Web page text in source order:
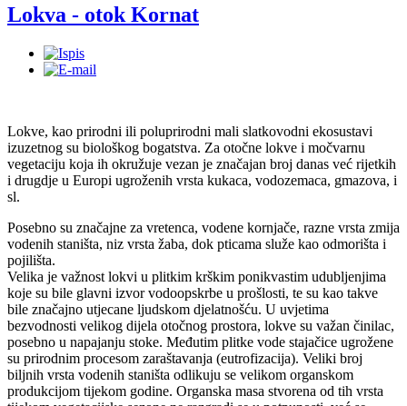
Lokva - otok Kornat
Lokve, kao prirodni ili poluprirodni mali slatkovodni ekosustavi
izuzetnog su biološkog bogatstva. Za otočne lokve i močvarnu
vegetaciju koja ih okružuje vezan je značajan broj danas već rijetkih
i drugdje u Europi ugroženih vrsta kukaca, vodozemaca, gmazova, i
sl.
Posebno su značajne za vretenca, vodene kornjače, razne vrsta zmija
vodenih staništa, niz vrsta žaba, dok pticama služe kao odmorišta i
pojilišta.
Velika je važnost lokvi u plitkim krškim ponikvastim udubljenjima
koje su bile glavni izvor vodoopskrbe u prošlosti, te su kao takve
bile značajno utjecane ljudskom djelatnošću. U uvjetima
bezvodnosti velikog dijela otočnog prostora, lokve su važan činilac,
posebno u napajanju stoke. Međutim plitke vode stajačice ugrožene
su prirodnim procesom zaraštavanja (eutrofizacija). Veliki broj
biljnih vrsta vodenih staništa odlikuju se velikom organskom
produkcijom tijekom godine. Organska masa stvorena od tih vrsta